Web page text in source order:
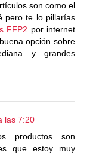
son como el
pero te lo pillarías
FFP2 por internet
opción sobre
y grandes
las 7:20
productos son
que estoy muy